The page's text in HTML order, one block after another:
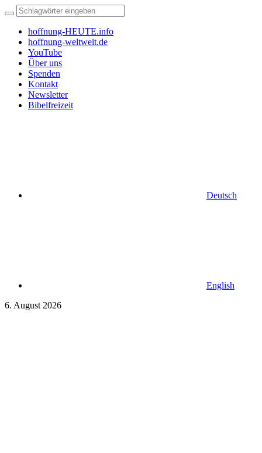
hoffnung-HEUTE.info
hoffnung-weltweit.de
YouTube
Über uns
Spenden
Kontakt
Newsletter
Bibelfreizeit
Deutsch
English
6. August 2026